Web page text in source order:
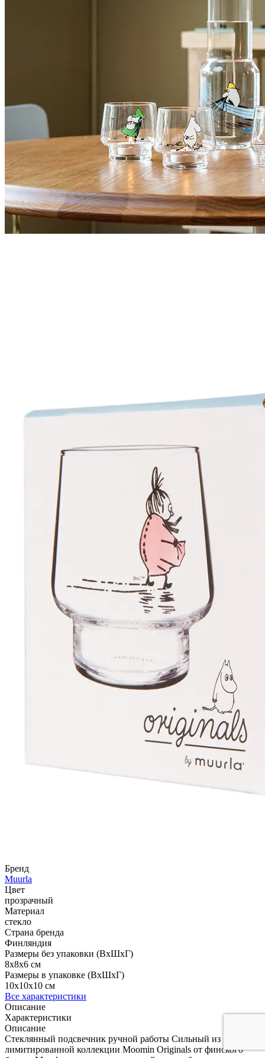
Бренд
Muurla
Цвет
прозрачный
Материал
стекло
Страна бренда
Финляндия
Размеры без упаковки (ВхШхГ)
8x8x6 см
Размеры в упаковке (ВхШхГ)
10x10x10 см
Все характеристики
Описание
Характеристики
Описание
Стеклянный подсвечник ручной работы Сильный из
лимитированной коллекции Moomin Originals от финского